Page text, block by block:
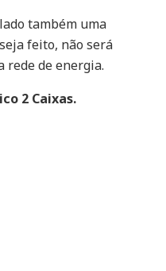
também uma
feito, não será
rede de energia.
2 Caixas.